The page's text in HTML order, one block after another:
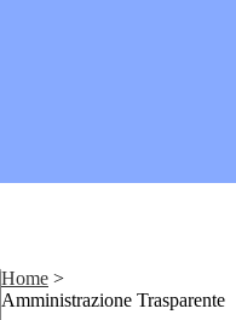
Home >
Amministrazione Trasparente